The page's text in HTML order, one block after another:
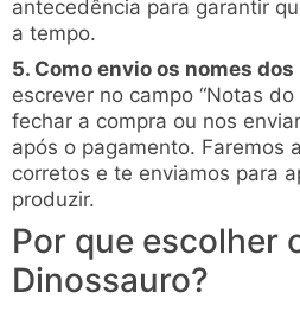
antecedência para garantir
a tempo.
5. Como envio os nomes
escrever no campo “Notas
fechar a compra ou nos
após o pagamento. Faremos
corretos e te enviamos para
produzir.
Por que escolher
Dinossauro?